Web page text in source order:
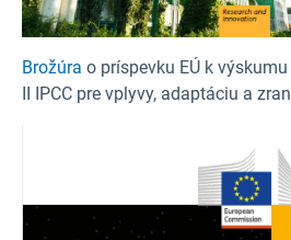
Brožúra o príspevku EÚ k
II IPCC pre vplyvy, adaptáciu a